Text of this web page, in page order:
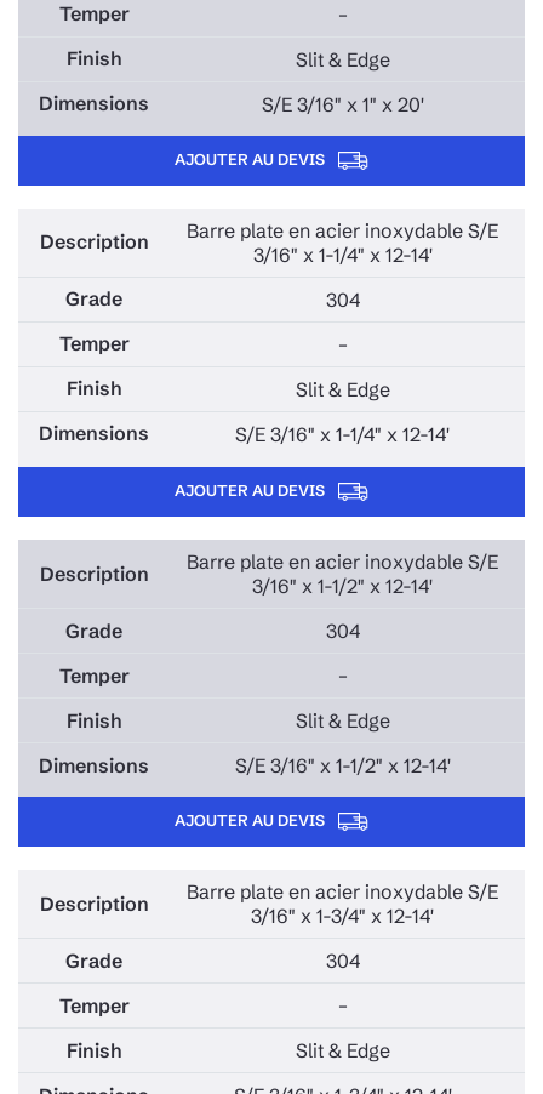
–
Slit & Edge
S/E 3/16" x 1" x 20'
AJOUTER AU DEVIS
Barre plate en acier inoxydable S/E
3/16" x 1-1/4" x 12-14'
304
–
Slit & Edge
S/E 3/16" x 1-1/4" x 12-14'
AJOUTER AU DEVIS
Barre plate en acier inoxydable S/E
3/16" x 1-1/2" x 12-14'
304
–
Slit & Edge
S/E 3/16" x 1-1/2" x 12-14'
AJOUTER AU DEVIS
Barre plate en acier inoxydable S/E
3/16" x 1-3/4" x 12-14'
304
–
Slit & Edge